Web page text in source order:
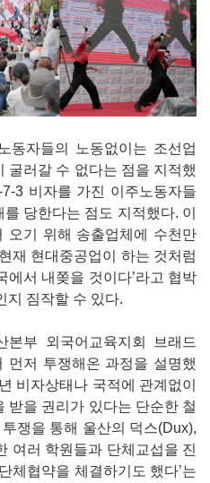
동자들의 노동없이는 조선업
굴러갈 수 없다는 점을 지적했
3 비자를 가진 이주노동자들
당한다는 점도 지적했다. 이
오기 위해 송출업체에 수천만
재 현대중공업이 하는 것처럼
에서 내쫒을 것이다’라고 협박
지 짐작할 수 있다.
본부 외국어교육지회 브래드
먼저 투쟁해온 과정을 설명했
비자상태나 국적에 관계없이
받을 권리가 있다는 단순한 철
쟁을 통해 울산의 덕스(Dux),
여러 학원들과 단체교섭을 진
체협약을 체결하기도 했다’는